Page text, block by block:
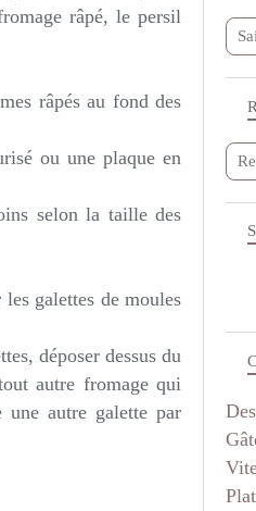
râpé, le persil
râpés au fond des
ou une plaque en
selon la taille des
galettes de moules
déposer dessus du
autre fromage qui
une autre galette par